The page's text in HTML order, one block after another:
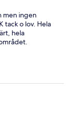
men ingen
tack o lov. Hela
hela